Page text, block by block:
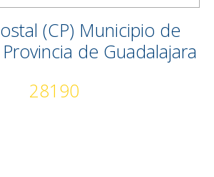
(CP) Municipio de
de Guadalajara
28190